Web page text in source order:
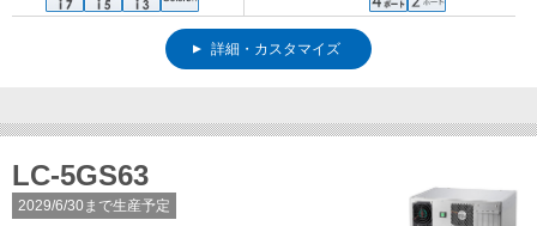
詳細・カスタマイズ
LC-5GS63
2029/6/30まで生産予定